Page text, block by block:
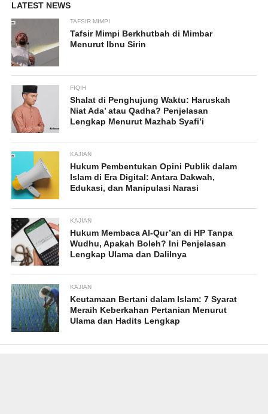
LATEST NEWS
TAFSIR MIMPI
Tafsir Mimpi Berkhutbah di Mimbar
Menurut Ibnu Sirin
FIQIH
Shalat di Penghujung Waktu: Haruskah
Niat Ada’ atau Qadha? Penjelasan
Lengkap Menurut Mazhab Syafi’i
KAJIAN
Hukum Pembentukan Opini Publik dalam
Islam di Era Digital: Antara Dakwah,
Edukasi, dan Manipulasi Narasi
KAJIAN
Hukum Membaca Al-Qur’an di HP Tanpa
Wudhu, Apakah Boleh? Ini Penjelasan
Lengkap Ulama dan Dalilnya
KAJIAN
Keutamaan Bertani dalam Islam: 7 Syarat
Meraih Keberkahan Pertanian Menurut
Ulama dan Hadits Lengkap